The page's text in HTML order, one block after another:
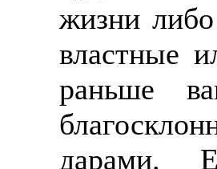
жизни
властные
раньше
дарами.